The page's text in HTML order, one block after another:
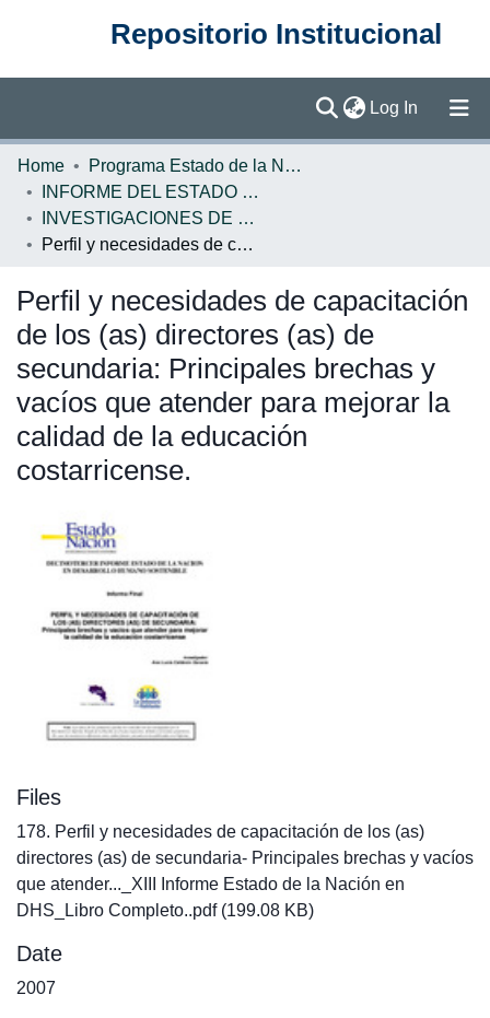
Repositorio Institucional
Log In (current)
Communities & Collections
Statistics
Home
Programa Estado de la Nación (PEN)
INFORME DEL ESTADO DE LA NACION
INVESTIGACIONES DE BASE EN
Perfil y necesidades de capacitación de los (as) directores (as) de secundaria: Principales brechas y vacíos que atender para mejorar la calidad de la educación costarricense.
Perfil y necesidades de capacitación
de los (as) directores (as) de
secundaria: Principales brechas y
vacíos que atender para mejorar la
calidad de la educación
costarricense.
Files
178. Perfil y necesidades de capacitación de los (as)
directores (as) de secundaria- Principales brechas y vacíos
que atender..._XIII Informe Estado de la Nación en
DHS_Libro Completo..pdf(199.08 KB)
Date
2007